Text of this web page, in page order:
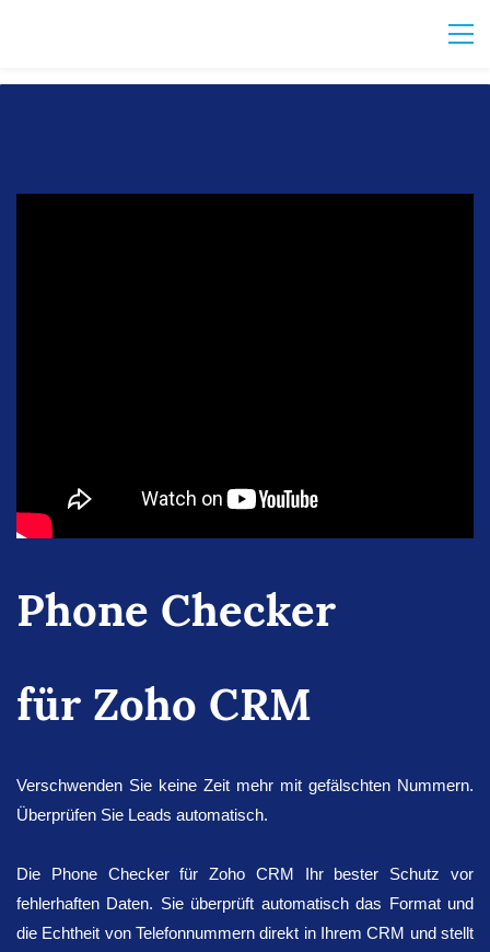
Phone Checker
für Zoho CRM
Verschwenden Sie keine Zeit mehr mit gefälschten Nummern.
Überprüfen Sie Leads automatisch.
Die Phone Checker für Zoho CRM Ihr bester Schutz vor
fehlerhaften Daten. Sie überprüft automatisch das Format und
die Echtheit von Telefonnummern direkt in Ihrem CRM und stellt